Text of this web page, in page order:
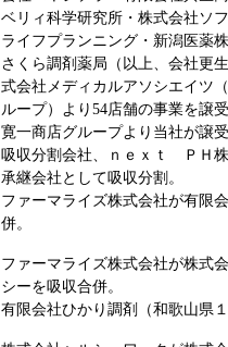
ベリィ科学研究所・株式会社ソ
ライフプランニング・新潟医薬
さくら調剤薬局（以上、会社更
式会社メディカルアソシエイツ
ループ）より54店舗の事業を譲受
寛一商店グループより当社が譲
吸収分割会社、ｎｅｘｔ ＰＨ
承継会社として吸収分割。
ファーマライズ株式会社が有限
併。
ファーマライズ株式会社が株式
シーを吸収合併。
有限会社ひかり調剤（和歌山県